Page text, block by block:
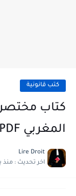
كتب قانونية
كتاب مختصر
المغربي PDF
Lire Droit
اخر تحديث : منذ